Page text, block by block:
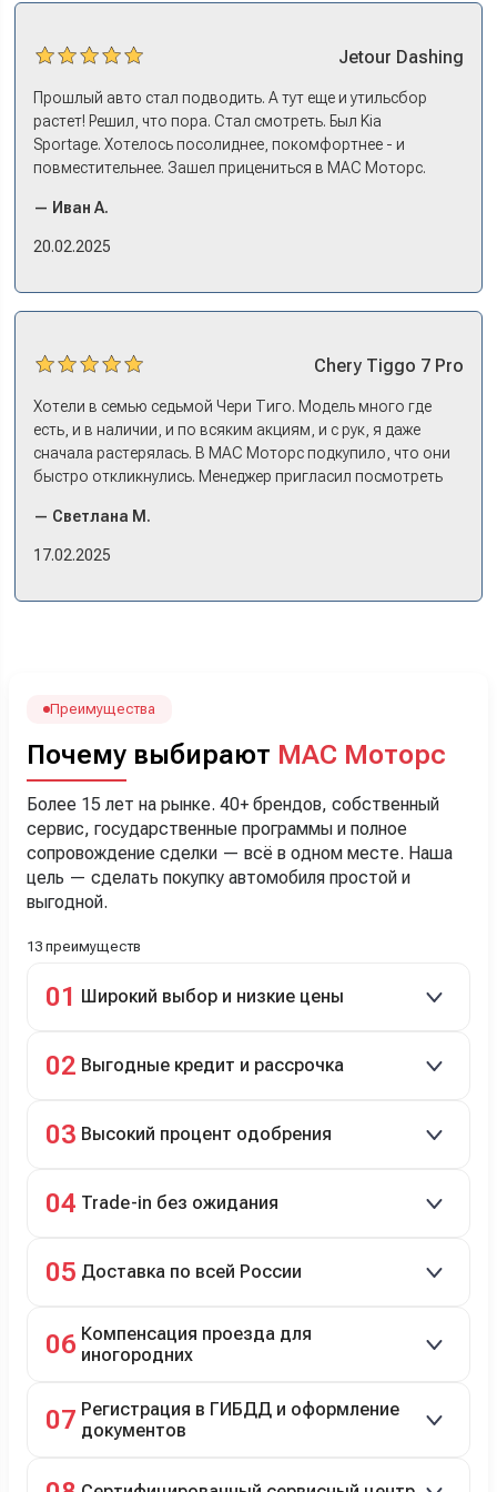
Jetour Dashing
Прошлый авто стал подводить. А тут еще и утильсбор
растет! Решил, что пора. Стал смотреть. Был Kia
Sportage. Хотелось посолиднее, покомфортнее - и
повместительнее. Зашел прицениться в МАС Моторс.
и прям мое! Даже не скажешь, что «китаец». Прям не
вылезая из него и порешали. Спортэйдж в трейд-ин
— Иван А.
20.02.2025
Chery Tiggo 7 Pro
Хотели в семью седьмой Чери Тиго. Модель много где
есть, и в наличии, и по всяким акциям, и с рук, я даже
сначала растерялась. В МАС Моторс подкупило, что они
быстро откликнулись. Менеджер пригласил посмотреть
примериться. Нам тут недалеко, пришли в салон - и в тот
же день купили машину! Неожиданно, но довольны! Все
менеджеру Сергею, профессионал своего дела!
— Светлана М.
17.02.2025
Преимущества
Почему выбирают МАС Моторс
Более 15 лет на рынке. 40+ брендов, собственный
сервис, государственные программы и полное
сопровождение сделки — всё в одном месте. Наша
цель — сделать покупку автомобиля простой и
выгодной.
13 преимуществ
01 Широкий выбор и низкие цены
подержанные авто.
02 Выгодные кредит и рассрочка
рассрочка 0% на 2 года при первом взносе 35–50%.
03 Высокий процент одобрения
04 Trade-in без ожидания
05 Доставка по всей России
06 Компенсация проезда для
иногородних
07 Регистрация в ГИБДД и оформление
документов